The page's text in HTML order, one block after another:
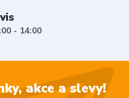
- 14:00
akce a slevy!